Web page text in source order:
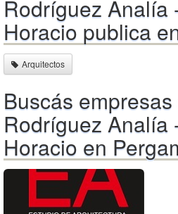
Rodríguez Analía
Horacio publica
Arquitectos
Buscás
Rodríguez Analía
Horacio en